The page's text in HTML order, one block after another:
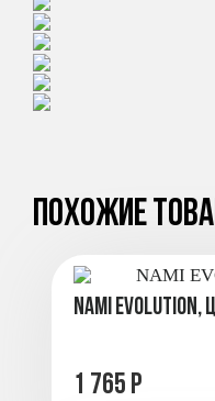
Похожие
NAMI EVOLUTION,
1 765 Р